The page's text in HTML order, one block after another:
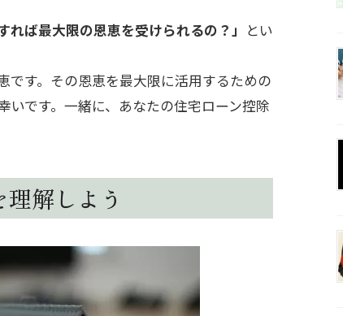
れば最大限の恩恵を受けられるの？」 とい
す。その恩恵を最大限に活用するための
いです。一緒に、あなたの住宅ローン控除
解しよう